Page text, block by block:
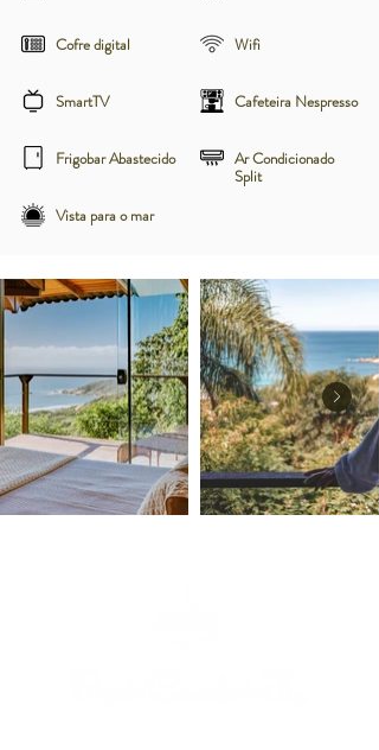
Cofre digital
SmartTV
Frigobar Abastecido
Vista para o mar
Wifi
Cafeteira Nespresso
Ar Condicionado
Split